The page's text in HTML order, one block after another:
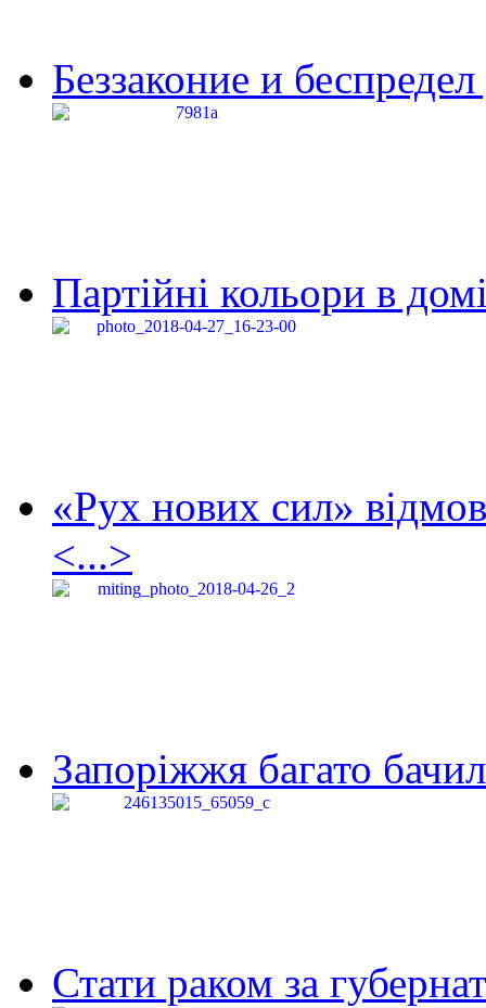
Беззаконие и
Партійні кольори в
«Рух нових сил»
<...>
Запоріжжя багато
Стати раком за